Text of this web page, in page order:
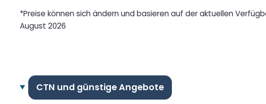
*Preise können sich ändern und basieren auf der aktuellen
August 2026
CTN und günstige Angebote